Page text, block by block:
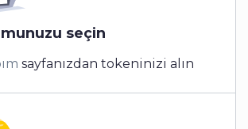
seçin
sayfanızdan tokeninizi alın